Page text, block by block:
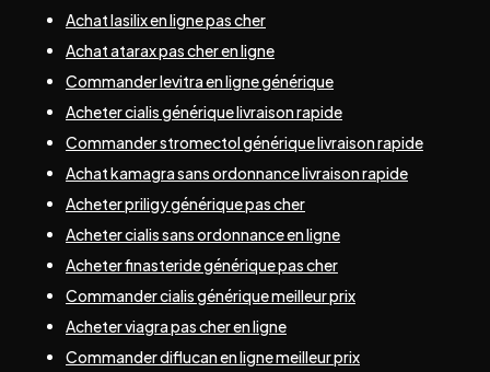
Achat lasilix en ligne pas cher
Achat atarax pas cher en ligne
Commander levitra en ligne générique
Acheter cialis générique livraison rapide
Commander stromectol générique livraison rapide
Achat kamagra sans ordonnance livraison rapide
Acheter priligy générique pas cher
Acheter cialis sans ordonnance en ligne
Acheter finasteride générique pas cher
Commander cialis générique meilleur prix
Acheter viagra pas cher en ligne
Commander diflucan en ligne meilleur prix